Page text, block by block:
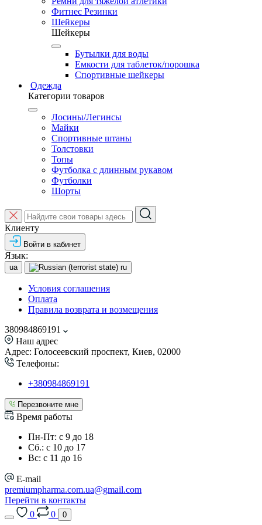
Фитнес Резинки
Шейкеры
Шейкеры
Бутылки для воды
Емкости для таблеток/порошка
Спортивные шейкеры
Одежда
Категории товаров
Лосины/Легинсы
Майки
Спортивные штаны
Толстовки
Топы
Футболка с длинным рукавом
Футболки
Шорты
Клиенту
Войти в кабинет
Язык:
ua ru
Условия соглашения
Оплата
Правила возврата и возмещения
380984869191
Наш адрес
Адрес: Голосеевский проспект, Киев, 02000
Телефоны:
+380984869191
Перезвоните мне
Время работы
Пн-Пт: с 9 до 18
Сб.: с 10 до 17
Вс: с 11 до 16
E-mail
premiumpharma.com.ua@gmail.com
Перейти в контакты
0
0 0